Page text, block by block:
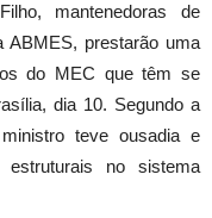
mantenedoras de
ABMES, prestarão uma
do MEC que têm se
dia 10. Segundo a
teve ousadia e
estruturais no sistema